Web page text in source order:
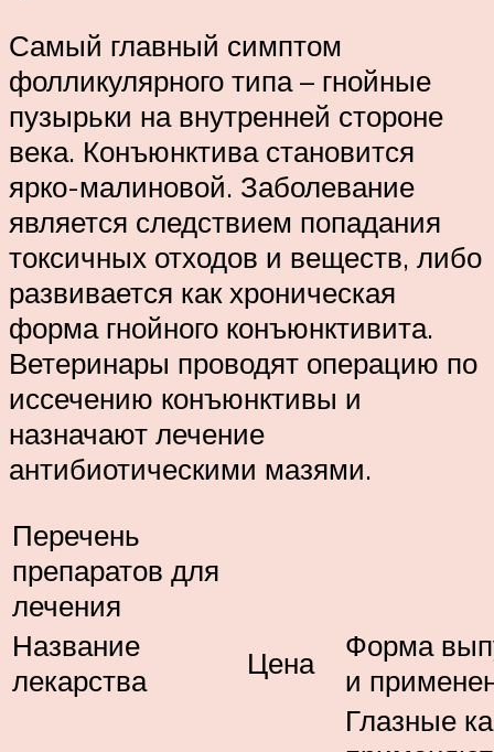
Самый главный симптом
фолликулярного типа – гнойные
пузырьки на внутренней стороне
века. Конъюнктива становится
ярко-малиновой. Заболевание
является следствием попадания
токсичных отходов и веществ, либо
развивается как хроническая
форма гнойного конъюнктивита.
Ветеринары проводят операцию по
иссечению конъюнктивы и
назначают лечение
антибиотическими мазями.
Перечень
препаратов для
лечения
Название
лекарства
Цена
Форма
и
Глазные